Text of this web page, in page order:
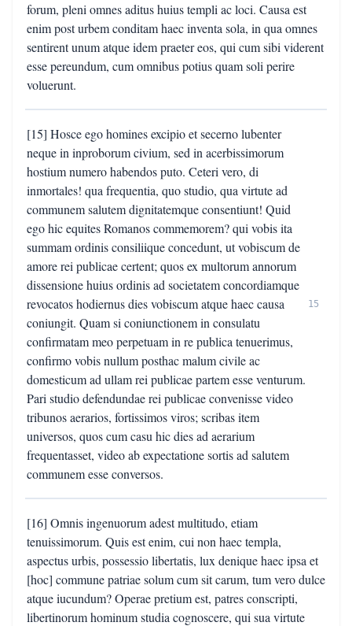
forum, pleni omnes aditus huius templi ac loci. Causa est
enim post urbem conditam haec inventa sola, in qua omnes
sentirent unum atque idem praeter eos, qui cum sibi viderent
esse pereundum, cum omnibus potius quam soli perire
voluerunt.
[15] Hosce ego homines excipio et secerno lubenter
neque in inproborum civium, sed in acerbissimorum
hostium numero habendos puto. Ceteri vero, di
inmortales! qua frequentia, quo studio, qua virtute ad
communem salutem dignitatemque consentiunt! Quid
ego hic equites Romanos commemorem? qui vobis ita
summam ordinis consiliique concedunt, ut vobiscum de
amore rei publicae certent; quos ex multorum annorum
dissensione huius ordinis ad societatem concordiamque
revocatos hodiernus dies vobiscum atque haec causa
coniungit. Quam si coniunctionem in consulatu
confirmatam meo perpetuam in re publica tenuerimus,
confirmo vobis nullum posthac malum civile ac
domesticum ad ullam rei publicae partem esse venturum.
Pari studio defendundae rei publicae convenisse video
tribunos aerarios, fortissimos viros; scribas item
universos, quos cum casu hic dies ad aerarium
frequentasset, video ab expectatione sortis ad salutem
communem esse conversos.
15
[16] Omnis ingenuorum adest multitudo, etiam
tenuissimorum. Quis est enim, cui non haec templa,
aspectus urbis, possessio libertatis, lux denique haec ipsa et
[hoc] commune patriae solum cum sit carum, tum vero dulce
atque iucundum? Operae pretium est, patres conscripti,
libertinorum hominum studia cognoscere, qui sua virtute